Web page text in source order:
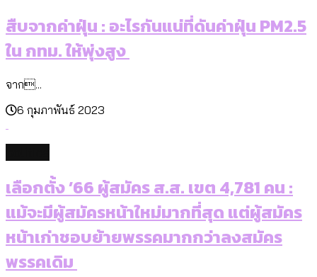
สืบจากค่าฝุ่น : อะไรกันแน่ที่ดันค่าฝุ่น PM2.5
ใน กทม. ให้พุ่งสูง
จาก...
6 กุมภาพันธ์ 2023
เลือกตั้ง ’66 ผู้สมัคร ส.ส. เขต 4,781 คน :
แม้จะมีผู้สมัครหน้าใหม่มากที่สุด แต่ผู้สมัคร
หน้าเก่าชอบย้ายพรรคมากกว่าลงสมัคร
พรรคเดิม